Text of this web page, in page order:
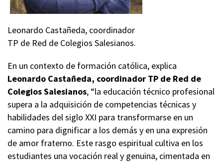
Leonardo Castañeda, coordinador
TP de Red de Colegios Salesianos.
En un contexto de formación católica, explica
Leonardo Castañeda, coordinador TP de Red de
Colegios Salesianos, “la educación técnico profesional
supera a la adquisición de competencias técnicas y
habilidades del siglo XXI para transformarse en un
camino para dignificar a los demás y en una expresión
de amor fraterno. Este rasgo espiritual cultiva en los
estudiantes una vocación real y genuina, cimentada en